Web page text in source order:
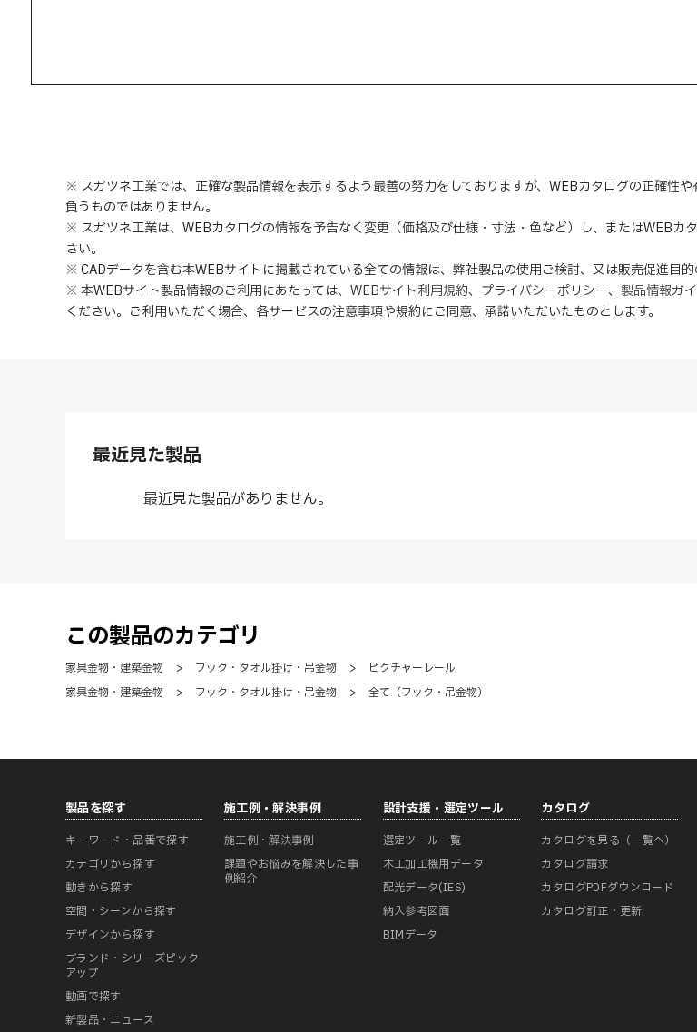
※ スガツネ工業では、正確な製品情報を表示するよう最善の努力をしておりますが、WEBカタログの正確性
負うものではありません。
※ スガツネ工業は、WEBカタログの情報を予告なく変更（価格及び仕様・寸法・色など）し、またはWEBカ
さい。
※ CADデータを含む本WEBサイトに掲載されている全ての情報は、弊社製品の使用ご検討、又は販売促進目的
※ 本WEBサイト製品情報のご利用にあたっては、 WEBサイト利用規約、 プライバシーポリシー、 製品情報ガ
ください。ご利用いただく場合、各サービスの注意事項や規約にご同意、 承諾いただいたものとします。
最近見た製品
最近見た製品がありません。
この製品のカテゴリ
家具金物・建築金物 > フック・タオル掛け・吊金物 >
ピクチャーレール
家具金物・建築金物
> フック・タオル掛け・吊金物 > 全て（フック・吊金物）
製品を探す
キーワード・品番で探す
カテゴリから探す
動きから探す
空間・シーンから探す
デザインから探す
ブランド・シリーズピック
アップ
動画で探す
新製品・ニュース
施工例・解決事例
施工例・解決事例
課題やお悩みを解決した事
例紹介
設計支援・選定ツール
選定ツール一覧
木工加工機用データ
配光データ(IES)
納入参考図面
BIMデータ
カタログ
カタログを見る（一覧へ）
カタログ請求
カタログPDFダウンロード
カタログ訂正・更新